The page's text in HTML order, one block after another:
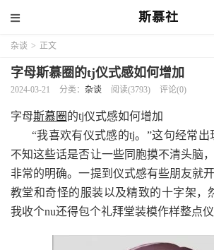
斯慕社
杂谈 > 正文
字母斯慕圈的tj仪式感如何增加
2024-03-21 分类： 杂谈 阅读(3793) 评论(0)
字母斯慕圈 的tj仪式感如何增加
“我喜欢有仪式感的tj。”这句经常出
不知这些话是否让一些同胞摸不清头脑
非常的明确。一提到仪式感有些朋友就
教堂和奇怪的服装以及精致的十字架，
我收个nu还得包个礼拜堂装模作样整点